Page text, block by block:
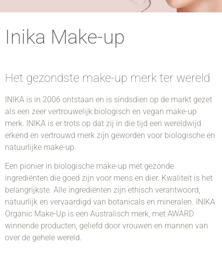
Inika Make-up
Het gezondste make-up merk ter wereld
INIKA is in 2006 ontstaan en is sindsdien op de markt gezet
als een zeer vertrouwelijk biologisch en vegan make-up
merk. INIKA is er trots op dat zij in die tijd een wereldwijd
erkend en vertrouwd merk zijn geworden voor biologische en
natuurlijke make-up.
Een pionier in biologische make-up met gezonde
ingrediënten die goed zijn voor mens en dier. Kwaliteit is het
belangrijkste. Alle ingrediënten zijn ethisch verantwoord,
natuurlijk en vervaardigd van botanicals en mineralen. INIKA
Organic Make-Up is een Australisch merk, met AWARD
winnende producten, geliefd door vrouwen en mannen van
over de gehele wereld.